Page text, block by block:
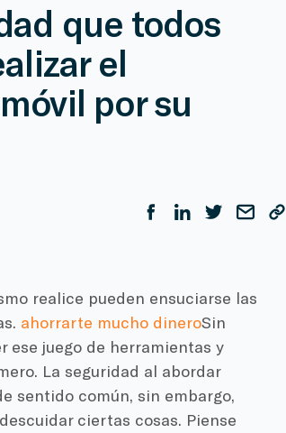
que todos
el
por su
realice pueden ensuciarse las
ahorrarte mucho dineroSin
ese juego de herramientas y
La seguridad al abordar
sentido común, sin embargo,
ciertas cosas. Piense